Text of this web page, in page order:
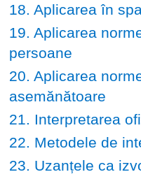
18. Aplicarea în
19. Aplicarea
persoane
20. Aplicarea
asemănătoare
21. Interpretarea
22. Metodele de
23. Uzanțele ca